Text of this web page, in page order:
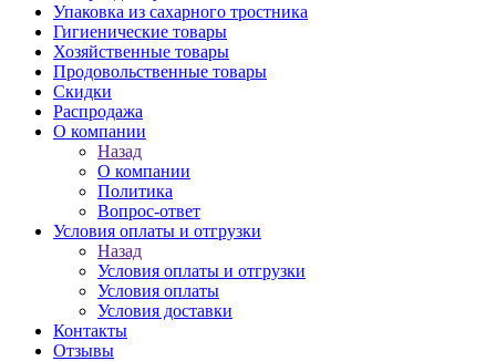
Упаковка из сахарного тростника
Гигиенические товары
Хозяйственные товары
Продовольственные товары
Скидки
Распродажа
О компании
Назад
О компании
Политика
Вопрос-ответ
Условия оплаты и отгрузки
Назад
Условия оплаты и отгрузки
Условия оплаты
Условия доставки
Контакты
Отзывы